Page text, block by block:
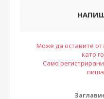
Може да оставите
като
Само